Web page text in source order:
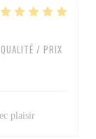
QUALITÉ / PRIX
plaisir